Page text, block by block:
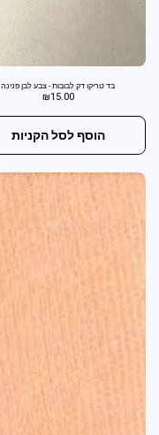
בד טריקו דק לבובות - צבע לבן פנינה
₪15.00
הוסף לסל הקניות